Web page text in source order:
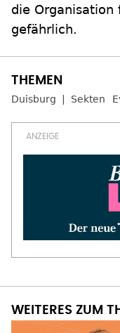
die Organisation
gefährlich.
Duisburg Sekten
WEITERES ZUM